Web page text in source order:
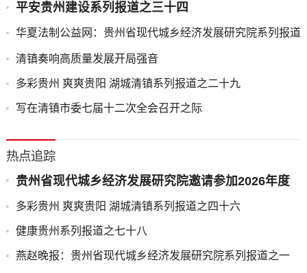
平安贵州建设系列报道之三十四
华夏法制公益网：贵州省现代城乡经济发展研究院系列报道
清镇奏响高质量发展开局强音
多彩贵州 爽爽贵阳 湖城清镇系列报道之二十九
写在清镇市委七届十二次全会召开之际
热点追踪
贵州省现代城乡经济发展研究院邀请参加2026年度
文旅交流会的通知
多彩贵州 爽爽贵阳 湖城清镇系列报道之四十六
健康贵州系列报道之七十八
燕赵晚报：贵州省现代城乡经济发展研究院系列报道之一